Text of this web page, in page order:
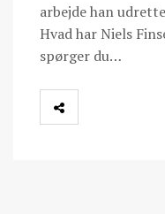
arbejde han
Hvad har Niels
spørger du…